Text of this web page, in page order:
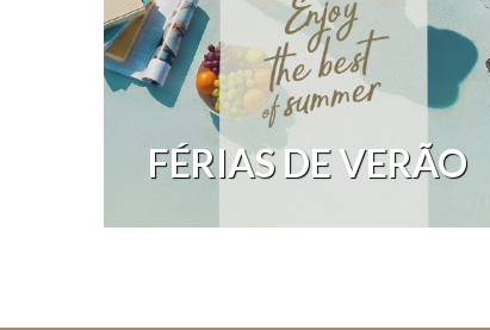
FÉRIAS DE VERÃO